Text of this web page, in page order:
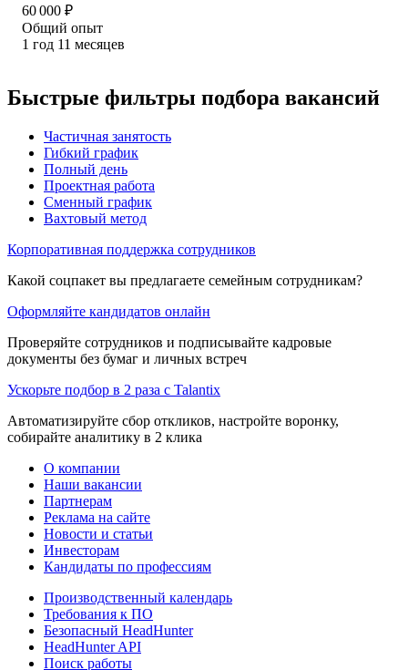
60 000 ₽
Общий опыт
1 год 11 месяцев
Быстрые фильтры подбора вакансий
Частичная занятость
Гибкий график
Полный день
Проектная работа
Сменный график
Вахтовый метод
Корпоративная поддержка сотрудников
Какой соцпакет вы предлагаете семейным сотрудникам?
Оформляйте кандидатов онлайн
Проверяйте сотрудников и подписывайте кадровые
документы без бумаг и личных встреч
Ускорьте подбор в 2 раза с Talantix
Автоматизируйте сбор откликов, настройте воронку,
собирайте аналитику в 2 клика
О компании
Наши вакансии
Партнерам
Реклама на сайте
Новости и статьи
Инвесторам
Кандидаты по профессиям
Производственный календарь
Требования к ПО
Безопасный HeadHunter
HeadHunter API
Поиск работы